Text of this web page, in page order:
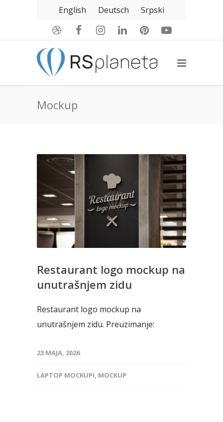
English Deutsch Srpski
Mockup
Restaurant logo mockup na
unutrašnjem zidu
Restaurant logo mockup na
unutrašnjem zidu. Preuzimanje:
23 MAJA, 2026
LAPTOP MOCKUPI, MOCKUP